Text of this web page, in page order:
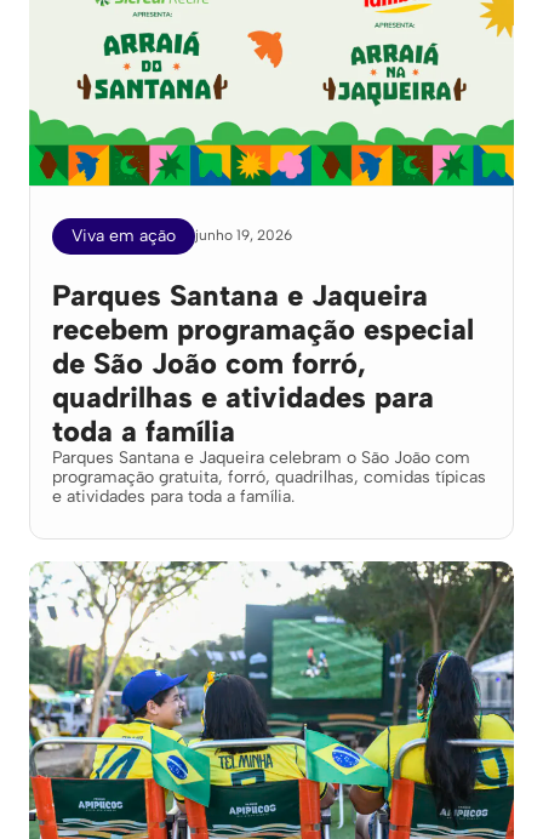
Viva em ação junho 19, 2026
Parques Santana e Jaqueira
recebem programação especial
de São João com forró,
quadrilhas e atividades para
toda a família
Parques Santana e Jaqueira celebram o São João com
programação gratuita, forró, quadrilhas, comidas típicas
e atividades para toda a família.